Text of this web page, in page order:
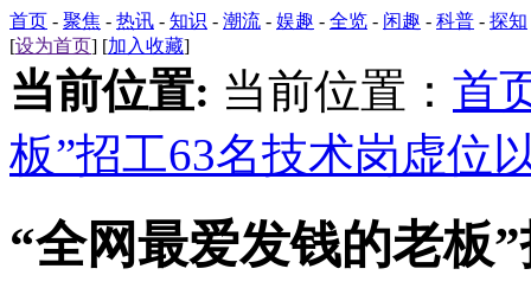
首页 - 聚焦 - 热讯 - 知识 - 潮流 - 娱趣 - 全览 - 闲趣 - 科普 - 探知
[设为首页] [加入收藏]
当前位置: 当前位置： 首
板”招工63名技术岗虚位
“全网最爱发钱的老板